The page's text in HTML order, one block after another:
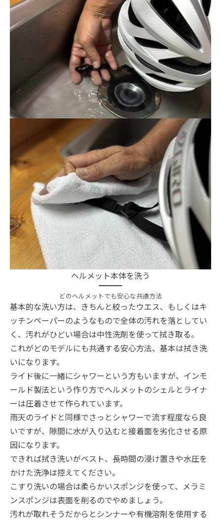
ヘルメット本体を洗う
どのヘルメットでも安心な共通方法
基本的な洗い方は、きちんと絞ったウエス、もしくはキ
ッチンペーパーのようなもので全体の汚れを落としてい
く、汚れがひどい場合は中性洗剤を使って拭き取る。
これがどのモデルにも共通する安心方法、基本は拭き洗
いになります。
ライド後に一緒にシャワーという方もいますが、インモ
ールド製法という作り方でヘルメットのシェルとライナ
ーは圧着させて作られています。
雨天のライドと同様でさっとシャワーで流す程度なら良
いですが、隙間に水が入り込むと接着面を劣化させる原
因になります。
できれば拭き洗いがベスト、長時間の浸け置きや水圧を
かけた洗浄は控えてください。
こすり洗いの場合は柔らかいスポンジを使って、メラミ
ンスポンジは表面を削るのでやめましょう。
汚れが取れそうだからとシンナーや有機溶剤を使用する